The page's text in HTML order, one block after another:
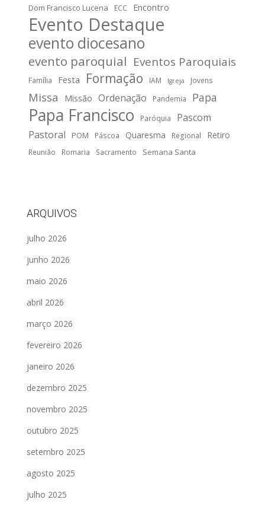
Dom Francisco Lucena
ECC Encontro
Evento Destaque
evento diocesano
evento paroquial Eventos Paroquiais
Família Festa Formação IAM Igreja Jovens
Missa Missão Ordenação Pandemia Papa
Papa Francisco Paróquia
Pascom
Pastoral
POM Páscoa Quaresma Regional Retiro
Reunião Romaria Sacramento Semana Santa
ARQUIVOS
julho 2026
junho 2026
maio 2026
abril 2026
março 2026
fevereiro 2026
janeiro 2026
dezembro 2025
novembro 2025
outubro 2025
setembro 2025
agosto 2025
julho 2025